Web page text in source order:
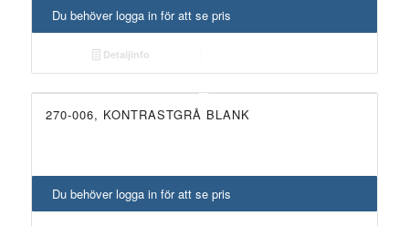
Du behöver logga in för att se pris
Detaljinfo
270-006, KONTRASTGRÅ BLANK
Du behöver logga in för att se pris